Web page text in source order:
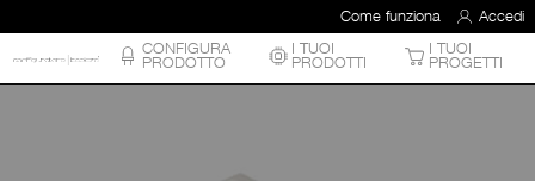
Come funziona
Accedi
CONFIGURA
PRODOTTO
I TUOI
PRODOTTI
I TUOI
PROGETTI